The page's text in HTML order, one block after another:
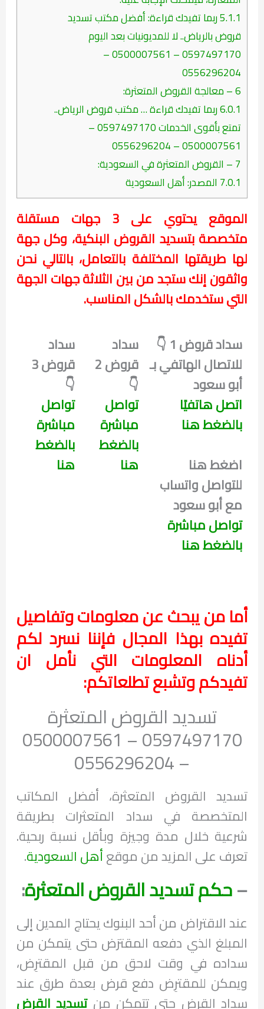
5.1.1ربما تفيدك قراءة: أفضل مكتب تسديد
قروض بالرياض.. لا للمديونيات بعد اليوم
0597497170 – 0500007561 –
0556296204
6– معالجة القروض المتعثرة:
6.0.1ربما تفيدك قراءة … مكتب قروض الرياض..
تمتع بأقوى الخدمات 0597497170 –
0500007561 – 0556296204
7– القروض المتعثرة في السعودية:
7.0.1 المصدر: أهل السعودية
الموقع يحتوي على 3 جهات مستقلة
متخصصة بتسديد القروض البنكية، وكل جهة
لها طريقتها المختلفة بالتعامل، بالتالي نحن
واثقون إنك ستجد من بين الثلاثة جهات الجهة
التي ستخدمك بالشكل المناسب.
سداد قروض 1 👇
للاتصال الهاتفي بـ
أبو سعود
اتصل هاتفيًا
بالضغط هنا
اضغط هنا
للتواصل واتساب
مع أبو سعود
تواصل مباشرة
بالضغط هنا
سداد
قروض 2
👇
تواصل
مباشرة
بالضغط
هنا
سداد
قروض 3
👇
تواصل
مباشرة
بالضغط
هنا
أما من يبحث عن معلومات وتفاصيل
تفيده بهذا المجال فإننا نسرد لكم
أدناه المعلومات التي نأمل ان
تفيدكم وتشبع تطلعاتكم:
تسديد القروض المتعثرة
0597497170 – 0500007561
– 0556296204
تسديد القروض المتعثرة، أفضل المكاتب
المتخصصة في سداد المتعثرات بطريقة
شرعية خلال مدة وجيزة وبأقل نسبة ربحية.
تعرف على المزيد من موقعأهل السعودية.
–حكم تسديد القروض المتعثرة:
عند الاقتراض من أحد البنوك يحتاج المدين إلى
المبلغ الذي دفعه المقترَض حتى يتمكن من
سداده في وقت لاحق من قبل المقترِض،
ويمكن للمقترِض دفع قرض بعدة طرق عند
سداد القرض حتى تتمكن منتسديد القرض